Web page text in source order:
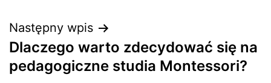
Następny wpis
Dlaczego warto zdecydować się na
pedagogiczne studia Montessori?